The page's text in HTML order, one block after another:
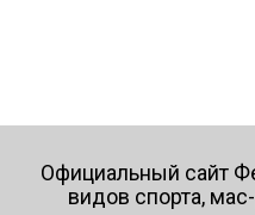
Официальный сайт
видов спорта,